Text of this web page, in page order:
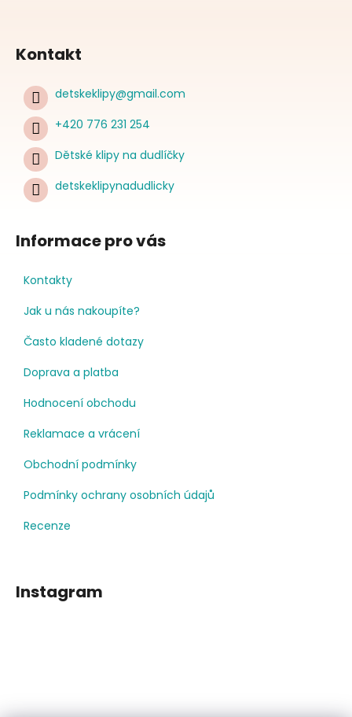
Kontakt
detskeklipy@gmail.com
+420 776 231 254
Dětské klipy na dudlíčky
detskeklipynadudlicky
Informace pro vás
Kontakty
Jak u nás nakoupíte?
Často kladené dotazy
Doprava a platba
Hodnocení obchodu
Reklamace a vrácení
Obchodní podmínky
Podmínky ochrany osobních údajů
Recenze
Instagram